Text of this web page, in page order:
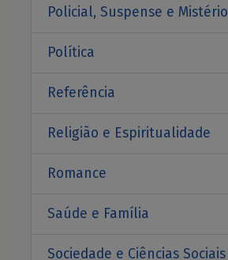
Policial, Suspense e Mistério
Política
Referência
Religião e Espiritualidade
Romance
Saúde e Família
Sociedade e Ciências Sociais